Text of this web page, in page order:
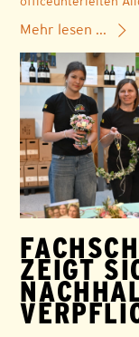
Mehr lesen ...
ZEIGT